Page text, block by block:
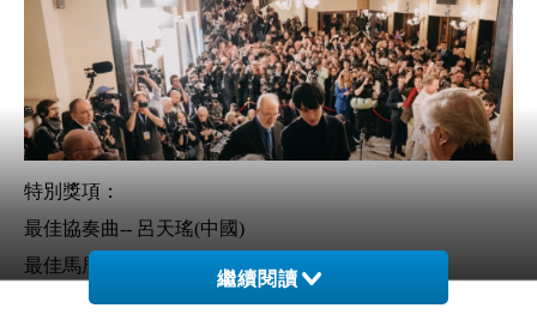
特別獎項：
最佳協奏曲-- 呂天瑤(中國)
最佳馬厝卡舞曲-- Yehuda Prokopowicz(波蘭)
最佳波蘭舞曲-- 李天佑(中國）
繼續閱讀